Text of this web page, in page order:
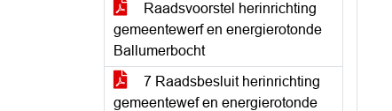
Raadsvoorstel herinrichting
gemeentewerf en energierotonde
Ballumerbocht
7 Raadsbesluit herinrichting
gemeentewef en energierotonde